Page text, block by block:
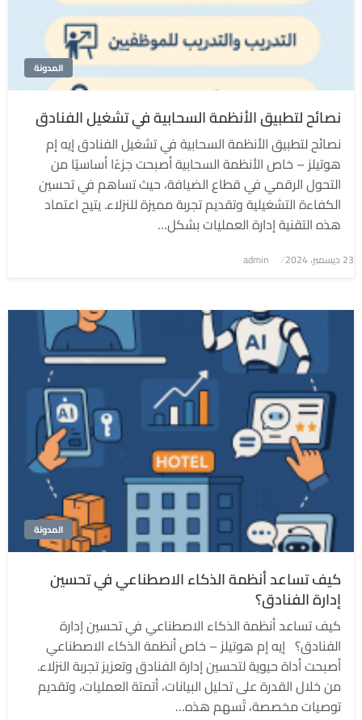
المدونة
نصائح لتطبيق الأنظمة السحابية في تشغيل الفنادق
نصائح لتطبيق الأنظمة السحابية في تشغيل الفنادق إيه إم
هوتيلز – خاص الأنظمة السحابية أصبحت جزءًا أساسيًا من
التحول الرقمي في قطاع الضيافة، حيث تساهم في تحسين
الكفاءة التشغيلية وتقديم تجربة مميزة للنزلاء. يتيح اعتماد
هذه التقنية إدارة العمليات بشكل…
نُشر
23 ديسمبر، 2024 admin
المدونة
كيف تساعد أنظمة الذكاء الاصطناعي في تحسين
إدارة الفنادق؟
كيف تساعد أنظمة الذكاء الاصطناعي في تحسين إدارة
الفنادق؟ إيه إم هوتيلز – خاص أنظمة الذكاء الاصطناعي
أصبحت أداة حيوية لتحسين إدارة الفنادق وتعزيز تجربة النزلاء.
من خلال القدرة على تحليل البيانات، أتمتة العمليات، وتقديم
توصيات مخصصة، تُسهم هذه…